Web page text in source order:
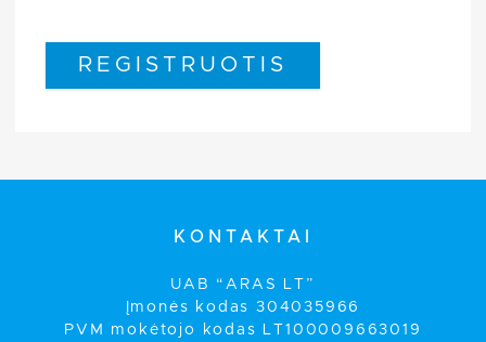
REGISTRUOTIS
KONTAKTAI
UAB “ARAS LT”
Įmonės kodas 304035966
PVM mokėtojo kodas LT100009663019